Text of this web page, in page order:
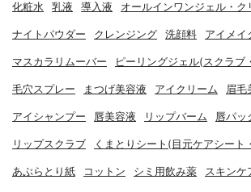
化粧水 乳液 導入液 オールインワンジェル・ク
ナイトパウダー クレンジング 洗顔料 アイメイ
マスカラリムーバー ピーリングジェル(スクラブ
毛穴スプレー まつげ美容液 アイクリーム 眉毛
アイシャンプー 唇美容液 リップバーム 唇パッ
リップスクラブ くまとりシート(目元ケアシート
あぶらとり紙 コットン シミ用飲み薬 スキンケ